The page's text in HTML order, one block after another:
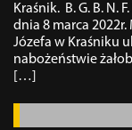
Kraśnik. B. G. B. N.
dnia 8 marca 2022r.
Józefa w Kraśniku
nabożeństwie
[…]